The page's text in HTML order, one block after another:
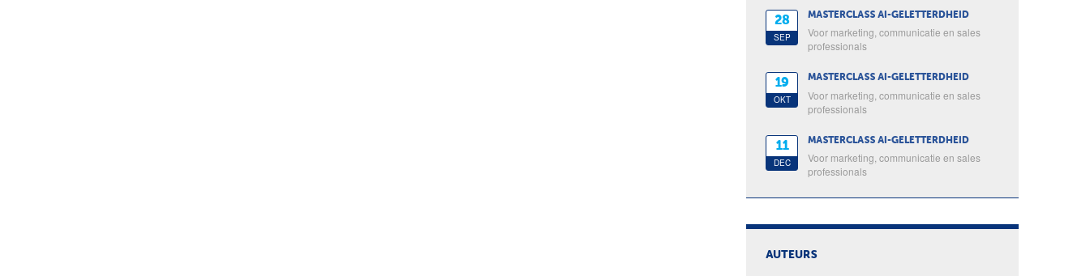
28
SEP
MASTERCLASS AI-GELETTERDHEID
Voor marketing, communicatie en sales
professionals
19
OKT
MASTERCLASS AI-GELETTERDHEID
Voor marketing, communicatie en sales
professionals
11
DEC
MASTERCLASS AI-GELETTERDHEID
Voor marketing, communicatie en sales
professionals
AUTEURS